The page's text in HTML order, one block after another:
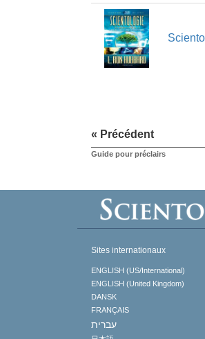
« Précédent
Guide pour préclairs
Sites internationaux
ENGLISH (US/International)
ENGLISH (United Kingdom)
DANSK
FRANÇAIS
עברית